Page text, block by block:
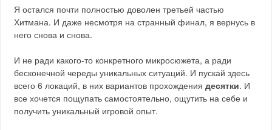
Я остался почти полностью доволен третьей частью
Хитмана. И даже несмотря на странный финал, я вернусь в
него снова и снова.
И не ради какого-то конкретного микросюжета, а ради
бесконечной череды уникальных ситуаций. И пускай здесь
всего 6 локаций, в них вариантов прохождениядесятки. И
все хочется пощупать самостоятельно, ощутить на себе и
получить уникальный игровой опыт.